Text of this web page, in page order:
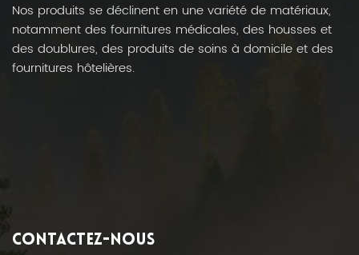
Nos produits se déclinent en une variété de matériaux,
notamment des fournitures médicales, des housses et
des doublures, des produits de soins à domicile et des
fournitures hôtelières.
CONTACTEZ-NOUS